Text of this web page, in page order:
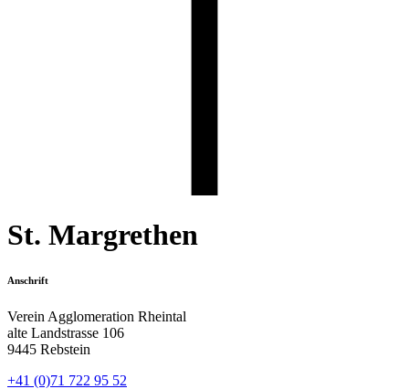
St. Margrethen
Anschrift
Verein Agglomeration Rheintal
alte Landstrasse 106
9445 Rebstein
+41 (0)71 722 95 52